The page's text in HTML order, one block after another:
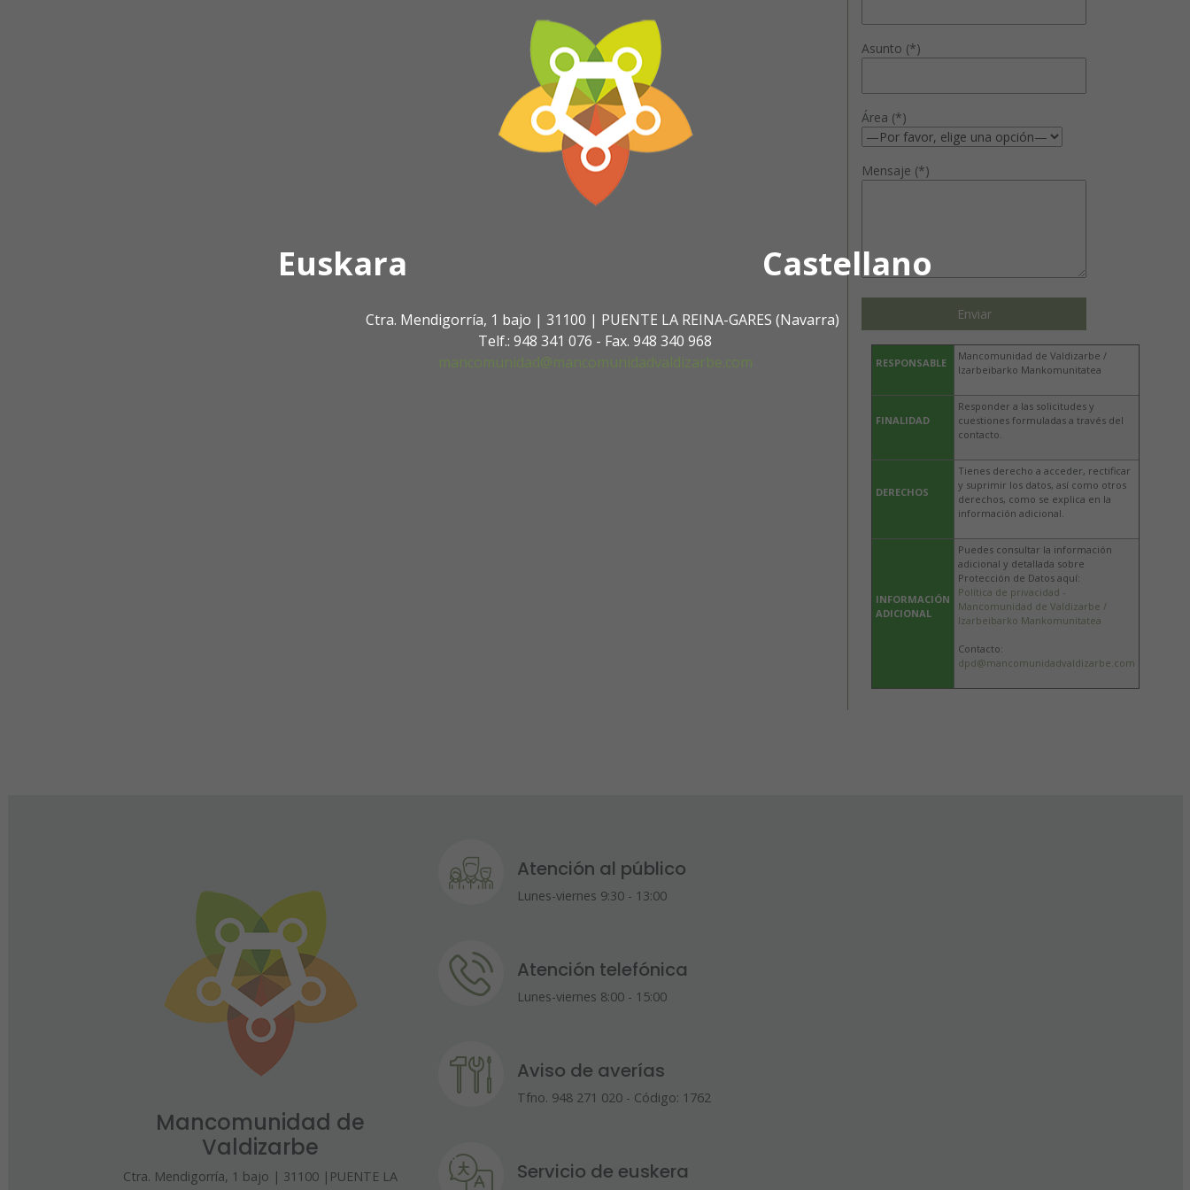
Euskara Castellano
Ctra. Mendigorría, 1 bajo | 31100 | PUENTE LA REINA-GARES (Navarra)
Telf.: 948 341 076 - Fax. 948 340 968
mancomunidad@mancomunidadvaldizarbe.com
Asunto (*)
Área (*)
Mensaje (*)
RESPONSABLE
Mancomunidad de Valdizarbe /
Izarbeibarko Mankomunitatea
FINALIDAD
Responder a las solicitudes y
cuestiones formuladas a través del
contacto.
DERECHOS
Tienes derecho a acceder, rectificar
y suprimir los datos, así como otros
derechos, como se explica en la
información adicional.
INFORMACIÓN
ADICIONAL
Puedes consultar la información
adicional y detallada sobre
Protección de Datos aquí:
Política de privacidad -
Mancomunidad de Valdizarbe /
Izarbeibarko Mankomunitatea
Contacto:
dpd@mancomunidadvaldizarbe.com
Mancomunidad de
Valdizarbe
Ctra. Mendigorría, 1 bajo | 31100 |PUENTE LA
Atención al público
Lunes-viernes 9:30 - 13:00
Atención telefónica
Lunes-viernes 8:00 - 15:00
Aviso de averías
Tfno. 948 271 020 - Código: 1762
Servicio de euskera